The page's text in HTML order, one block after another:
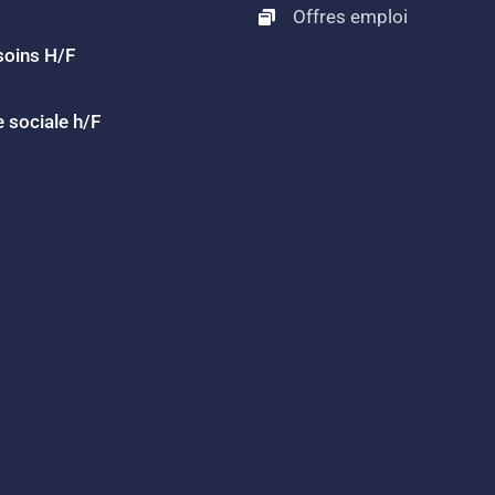
H/F
sociale h/F
Offres emploi